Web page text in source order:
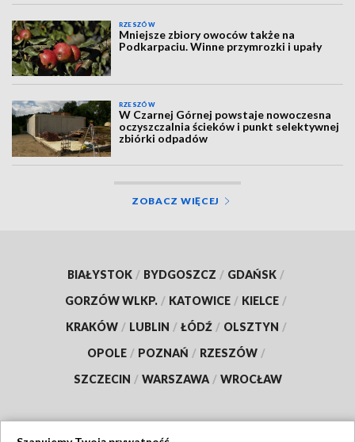
RZESZÓW
Mniejsze zbiory owoców także na
Podkarpaciu. Winne przymrozki i upały
RZESZÓW
W Czarnej Górnej powstaje nowoczesna
oczyszczalnia ścieków i punkt selektywnej
zbiórki odpadów
ZOBACZ WIĘCEJ
BIAŁYSTOK / BYDGOSZCZ / GDAŃSK /
GORZÓW WLKP. / KATOWICE / KIELCE /
KRAKÓW / LUBLIN / ŁÓDŹ / OLSZTYN /
OPOLE / POZNAŃ / RZESZÓW /
SZCZECIN / WARSZAWA / WROCŁAW